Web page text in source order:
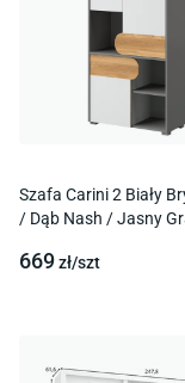
Szafa Carini 2 Biały
/ Dąb Nash / Jasny
669zł/szt